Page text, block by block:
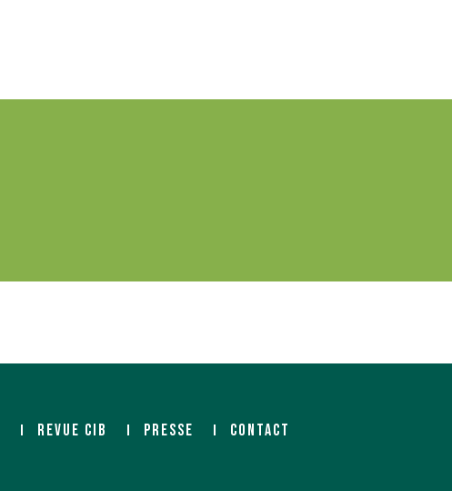
REVUE CIB PRESSE CONTACT